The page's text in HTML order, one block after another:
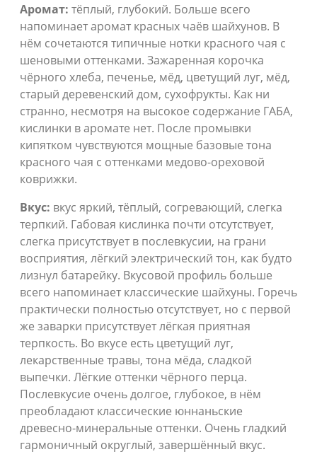
Аромат: тёплый, глубокий. Больше всего
напоминает аромат красных чаёв шайхунов. В
нём сочетаются типичные нотки красного чая с
шеновыми оттенками. Зажаренная корочка
чёрного хлеба, печенье, мёд, цветущий луг, мёд,
старый деревенский дом, сухофрукты. Как ни
странно, несмотря на высокое содержание ГАБА,
кислинки в аромате нет. После промывки
кипятком чувствуются мощные базовые тона
красного чая с оттенками медово-ореховой
коврижки.
Вкус: вкус яркий, тёплый, согревающий, слегка
терпкий. Габовая кислинка почти отсутствует,
слегка присутствует в послевкусии, на грани
восприятия, лёгкий электрический тон, как будто
лизнул батарейку. Вкусовой профиль больше
всего напоминает классические шайхуны. Горечь
практически полностью отсутствует, но с первой
же заварки присутствует лёгкая приятная
терпкость. Во вкусе есть цветущий луг,
лекарственные травы, тона мёда, сладкой
выпечки. Лёгкие оттенки чёрного перца.
Послевкусие очень долгое, глубокое, в нём
преобладают классические юннаньские
древесно-минеральные оттенки. Очень гладкий
гармоничный округлый, завершённый вкус.